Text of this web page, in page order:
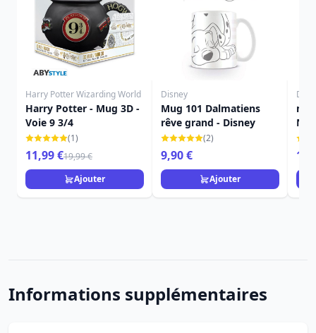
Harry Potter Wizarding World
Harry Potter - Mug 3D -
Voie 9 3/4
(1)
11,99 €19,99 €
Ajouter
Disney
Mug 101 Dalmatiens
rêve grand - Disney
(2)
9,90 €
Ajouter
Informations supplémentaires